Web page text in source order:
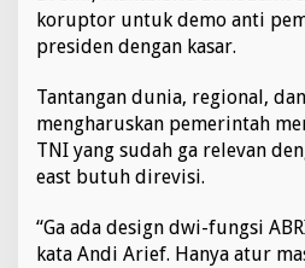
koruptor untuk demo anti
presiden dengan kasar.
Tantangan dunia, regional,
mengharuskan pemerintah
TNI yang sudah ga relevan
east butuh direvisi.
“Ga ada design dwi-fungsi
kata Andi Arief. Hanya atur